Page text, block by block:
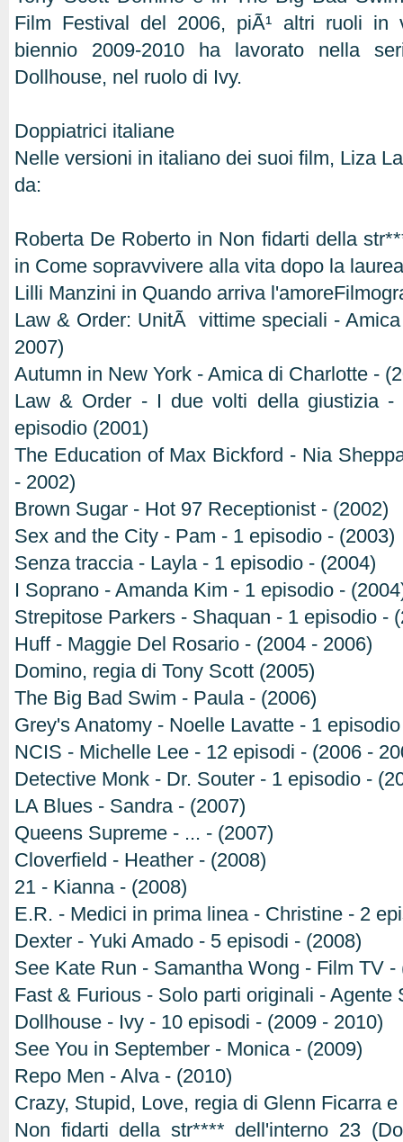
Film Festival del 2006, piÃ¹ altri ruoli in
biennio 2009-2010 ha lavorato nella
Dollhouse, nel ruolo di Ivy.
Doppiatrici italiane
Nelle versioni in italiano dei suoi film, Liza
da:
Roberta De Roberto in Non fidarti della
in Come sopravvivere alla vita dopo la laurea
Lilli Manzini in Quando arriva
Law & Order: UnitÃ vittime speciali -
2007)
Autumn in New York - Amica di Charlotte -
Law & Order - I due volti della giustizia -
episodio (2001)
The Education of Max Bickford - Nia
- 2002)
Brown Sugar - Hot 97 Receptionist - (2002)
Sex and the City - Pam - 1 episodio - (2003)
Senza traccia - Layla - 1 episodio - (2004)
I Soprano - Amanda Kim - 1 episodio -
Strepitose Parkers - Shaquan - 1 episodio -
Huff - Maggie Del Rosario - (2004 - 2006)
Domino, regia di Tony Scott (2005)
The Big Bad Swim - Paula - (2006)
Grey's Anatomy - Noelle Lavatte - 1
NCIS - Michelle Lee - 12 episodi - (2006 -
Detective Monk - Dr. Souter - 1 episodio -
LA Blues - Sandra - (2007)
Queens Supreme - ... - (2007)
Cloverfield - Heather - (2008)
21 - Kianna - (2008)
E.R. - Medici in prima linea - Christine - 2
Dexter - Yuki Amado - 5 episodi - (2008)
See Kate Run - Samantha Wong - Film TV -
Fast & Furious - Solo parti originali - Agente
Dollhouse - Ivy - 10 episodi - (2009 - 2010)
See You in September - Monica - (2009)
Repo Men - Alva - (2010)
Crazy, Stupid, Love, regia di Glenn Ficarra
Non fidarti della str**** dell'interno 23